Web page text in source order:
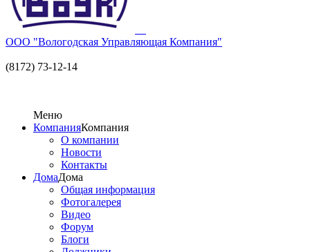
ООО "Вологодская Управляющая Компания"
(8172) 73-12-14
Меню
КомпанияКомпания
О компании
Новости
Контакты
ДомаДома
Общая информация
Фотогалерея
Видео
Форум
Блоги